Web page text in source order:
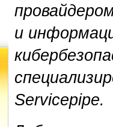
и
Servicepipe.